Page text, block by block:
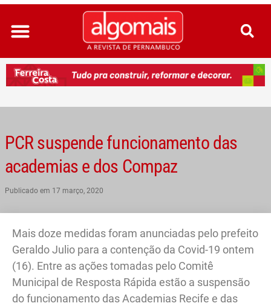
Ir
para
conteúdo
PCR suspende funcionamento das
academias e dos Compaz
Publicado em 17 março, 2020
Mais doze medidas foram anunciadas pelo prefeito
Geraldo Julio para a contenção da Covid-19 ontem
(16). Entre as ações tomadas pelo Comitê
Municipal de Resposta Rápida estão a suspensão
do funcionamento das Academias Recife e das